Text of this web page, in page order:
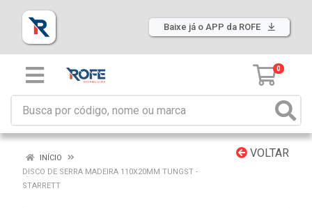
Baixe já o APP da ROFE
0
VOLTAR
INÍCIO
DISCO DE SERRA MADEIRA 110X20MM TUNGST -
STARRETT